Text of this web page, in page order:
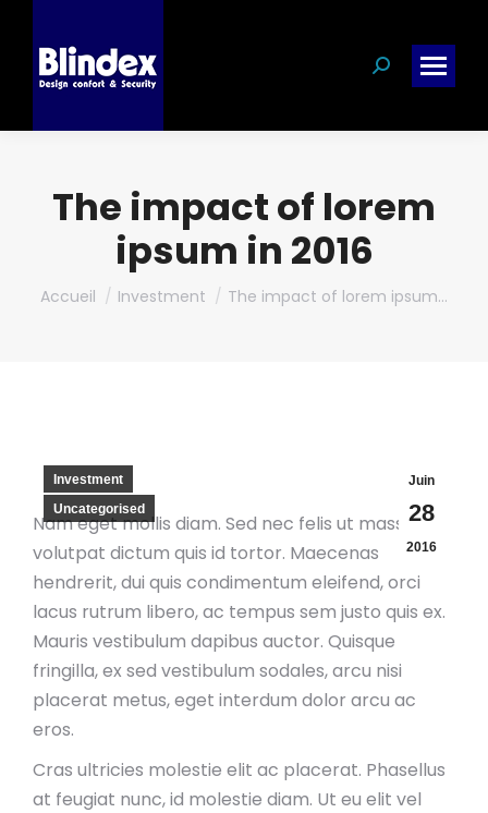
Search:
The impact of lorem
ipsum in 2016
Vous êtes ici :
Accueil Investment The impact of lorem ipsum…
Juin
28
2016
Investment
Uncategorised
Nam eget mollis diam. Sed nec felis ut massa
volutpat dictum quis id tortor. Maecenas
hendrerit, dui quis condimentum eleifend, orci
lacus rutrum libero, ac tempus sem justo quis ex.
Mauris vestibulum dapibus auctor. Quisque
fringilla, ex sed vestibulum sodales, arcu nisi
placerat metus, eget interdum dolor arcu ac
eros.
Cras ultricies molestie elit ac placerat. Phasellus
at feugiat nunc, id molestie diam. Ut eu elit vel